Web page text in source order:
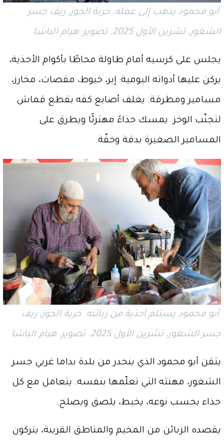
أبو محمود يذهب إلى عمله. خربة الجوز، ريف جسر
الشغور، تشرين الأول 2025. تصوير: هيام الباشا
يجلس على كرسيه أمام طاولة محاطًا بأكوام الأحذية،
يركن عليها أدواته اليومية: إبر، خيوط، مقصات، مخارز،
مسامير ومطرقة. يغلف أصابع كفه بقطع قماش
لتجنّب الوخز. يمسك حذاءً مهترئًا ويطرق على
المسامير الصغيرة بدقة وخفّة.
أبو محمود يستلم أحذية من زبائنه. خربة الجوز، ريف
جسر الشغور، تشرين الأول 2025. تصوير: هيام الباشا
يتقن أبو محمود الذي ينحدر من بلدة بداما غربي جسر
الشغور، مهنته التي تعلّمها بنفسه. يتعامل مع كل
حذاء بحسب نوعه، يخيط، يلصق ويصلح.
يقصده الزبائن من المخيم والمناطق القريبة، يتركون